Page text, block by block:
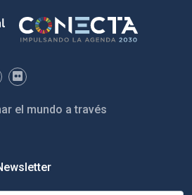
el mundo a través